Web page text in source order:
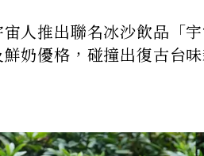
人推出聯名冰沙飲品「
奶優格，碰撞出復古台味